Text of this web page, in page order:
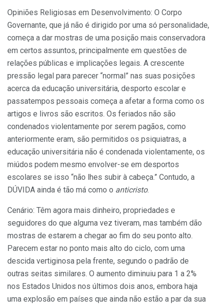
Opiniões Religiosas em Desenvolvimento: O Corpo
Governante, que já não é dirigido por uma só personalidade,
começa a dar mostras de uma posição mais conservadora
em certos assuntos, principalmente em questões de
relações públicas e implicações legais. A crescente
pressão legal para parecer “normal” nas suas posições
acerca da educação universitária, desporto escolar e
passatempos pessoais começa a afetar a forma como os
artigos e livros são escritos. Os feriados não são
condenados violentamente por serem pagãos, como
anteriormente eram, são permitidos os psiquiatras, a
educação universitária não é condenada violentamente, os
miúdos podem mesmo envolver-se em desportos
escolares se isso “não lhes subir à cabeça.” Contudo, a
DÚVIDA ainda é tão má como o anticristo.
Cenário: Têm agora mais dinheiro, propriedades e
seguidores do que alguma vez tiveram, mas também dão
mostras de estarem a chegar ao fim do seu ponto alto.
Parecem estar no ponto mais alto do ciclo, com uma
descida vertiginosa pela frente, segundo o padrão de
outras seitas similares. O aumento diminuiu para 1 a 2%
nos Estados Unidos nos últimos dois anos, embora haja
uma explosão em países que ainda não estão a par da sua